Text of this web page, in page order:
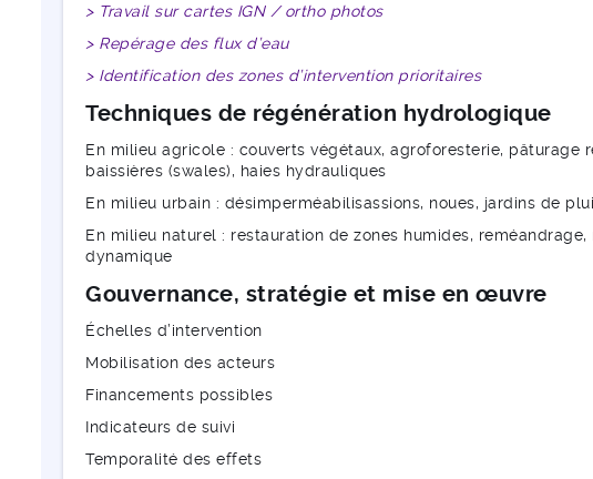
> Travail sur cartes IGN / ortho photos
> Repérage des flux d’eau
> Identification des zones d’intervention prioritaires
Techniques de régénération hydrologique
En milieu agricole : couverts végétaux, agroforesterie, pâturage
baissières (swales), haies hydrauliques
En milieu urbain : désimperméabilisassions, noues, jardins de
En milieu naturel : restauration de zones humides,
dynamique
Gouvernance, stratégie et mise en œuvre
Échelles d’intervention
Mobilisation des acteurs
Financements possibles
Indicateurs de suivi
Temporalité des effets